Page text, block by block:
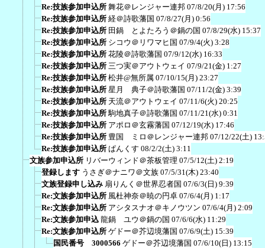
Re:技族参加申込所 舞花＠レンジャー連邦 07/8/20(月) 17:56
Re:技族参加申込所 経＠詩歌藩国 07/8/27(月) 0:56
Re:技族参加申込所 田鍋 とよたろう＠鍋の国 07/8/29(水) 15:37
Re:技族参加申込所 シコウ＠リワマヒ国 07/9/4(火) 3:28
Re:技族参加申込所 花陵＠詩歌藩国 07/9/12(水) 16:33
Re:技族参加申込所 三つ実＠アウトウェイ 07/9/21(金) 1:27
Re:技族参加申込所 松井@無所属 07/10/15(月) 23:27
Re:技族参加申込所 星月 典子＠詩歌藩国 07/11/2(金) 3:39
Re:技族参加申込所 天流＠アウトウェイ 07/11/6(火) 20:25
Re:技族参加申込所 駒地真子＠詩歌藩国 07/11/21(水) 0:31
Re:技族参加申込所 アポロ＠玄霧藩国 07/12/19(水) 17:46
Re:技族参加申込所 豊国 ミロ＠レンジャー連邦 07/12/22(土)
Re:技族参加申込所 ぱんくす 08/2/2(土) 3:11
文族参加申込所 リバーウィンド＠茶板管理 07/5/12(土) 2:19
登録します うさぎ＠ナニワ＠文族 07/5/31(木) 23:40
文族登録申し込み 扇りんく＠世界忍者国 07/6/3(日) 9:39
Re:文族参加申込所 風杜神奈＠暁の円卓 07/6/4(月) 1:17
Re:文族参加申込所 アシタスナオ＠キノウツン 07/6/4(月) 2:09
Re:文族参加申込 龍鍋 ユウ＠鍋の国 07/6/6(水) 11:29
Re:文族参加申込所 ゲドー＠芥辺境藩国 07/6/9(土) 15:39
国民番号 3000566 ゲドー＠芥辺境藩国 07/6/10(日) 13:15